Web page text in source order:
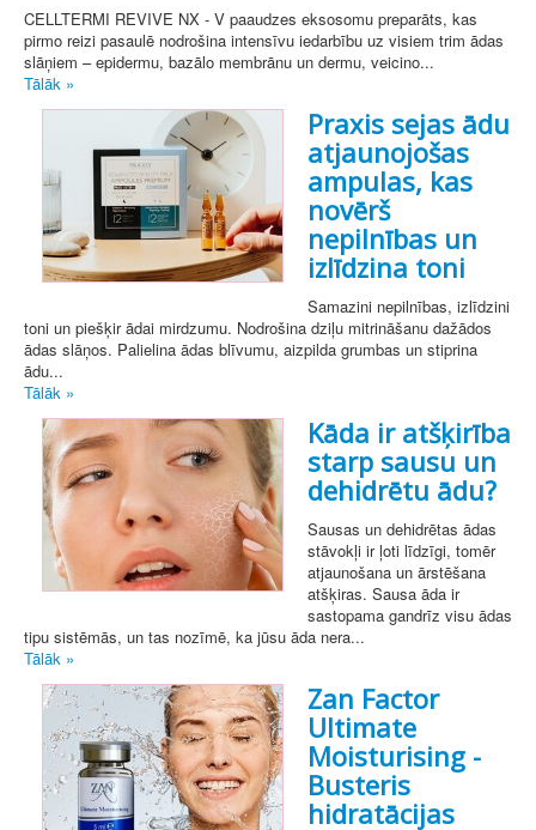
CELLTERMI REVIVE NX - V paaudzes eksosomu preparāts, kas
pirmo reizi pasaulē nodrošina intensīvu iedarbību uz visiem trim ādas
slāņiem – epidermu, bazālo membrānu un dermu, veicino...
Tālāk »
Praxis sejas ādu
atjaunojošas
ampulas, kas
novērš
nepilnības un
izlīdzina toni
Samazini nepilnības, izlīdzini
toni un piešķir ādai mirdzumu. Nodrošina dziļu mitrināšanu dažādos
ādas slāņos. Palielina ādas blīvumu, aizpilda grumbas un stiprina
ādu...
Tālāk »
Kāda ir atšķirība
starp sausu un
dehidrētu ādu?
Sausas un dehidrētas ādas
stāvokļi ir ļoti līdzīgi, tomēr
atjaunošana un ārstēšana
atšķiras. Sausa āda ir
sastopama gandrīz visu ādas
tipu sistēmās, un tas nozīmē, ka jūsu āda nera...
Tālāk »
Zan Factor
Ultimate
Moisturising -
Busteris
hidratācijas